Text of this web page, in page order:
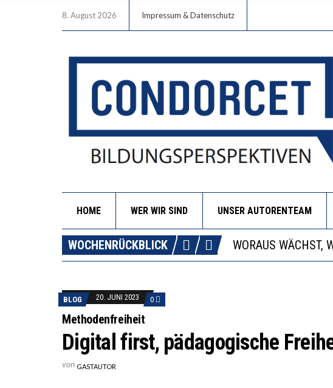
8. August 2026 Impressum & Datenschutz
HOME WER WIR SIND UNSER AUTORENTEAM
WOCHENRÜCKBLICK
DIE GANZE
WORAUS WÄCHST,
“WIR BEOBACHTEN
BLOG 20. JUNI 2023 0
Methodenfreiheit
Digital first, pädagogische
von GASTAUTOR